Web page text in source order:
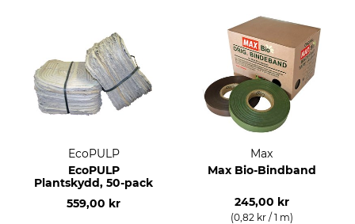
EcoPULP
EcoPULP
Plantskydd, 50-pack
559,00 kr
Max
Max Bio-Bindband
245,00 kr
(0,82 kr / 1 m)